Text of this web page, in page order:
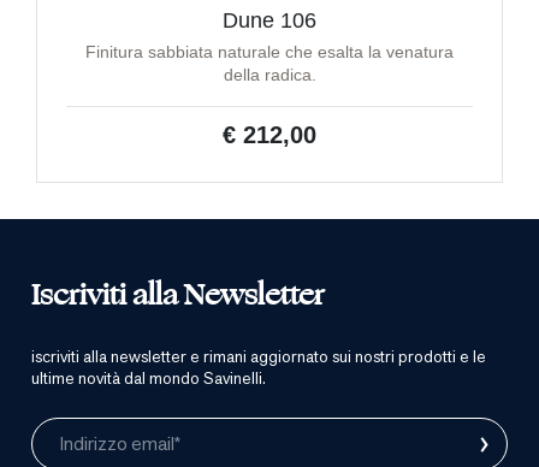
Dune 106
Finitura sabbiata naturale che esalta la venatura
della radica.
€ 212,00
Iscriviti alla Newsletter
iscriviti alla newsletter e rimani aggiornato sui nostri prodotti e le
ultime novità dal mondo Savinelli.
Indirizzo email* ›